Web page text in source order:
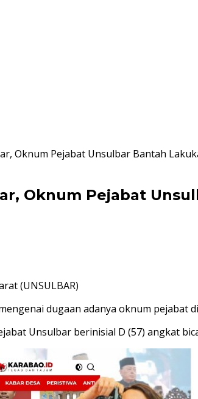
Oknum Pejabat Unsulbar Bantah
Oknum Pejabat
(UNSULBAR)
dugaan adanya oknum pejabat
Unsulbar berinisial D (57) angkat